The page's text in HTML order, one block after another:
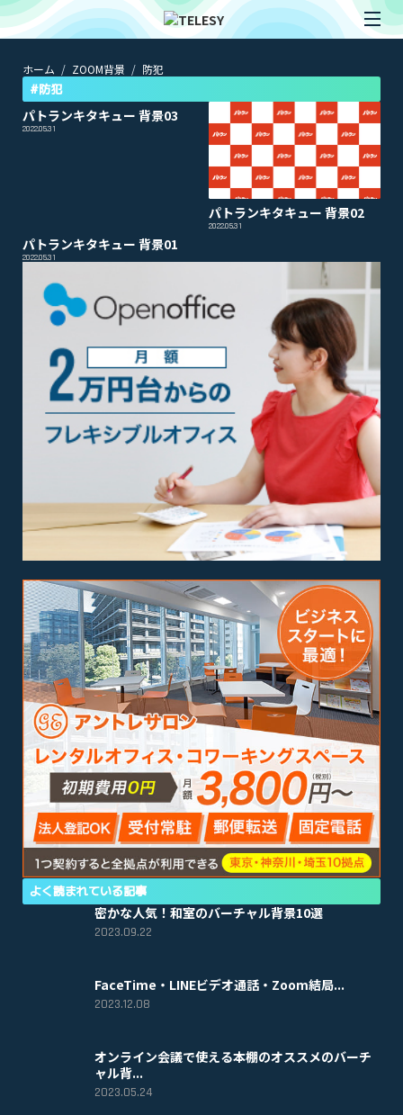
コラム
ZOOM背景
TELESYについて
@telesy
ホーム ZOOM背景 防犯
#防犯
パトランキタキュー 背景03
2022.05.31
パトランキタキュー 背景02
2022.05.31
パトランキタキュー 背景01
2022.05.31
よく読まれている記事
密かな人気！和室のバーチャル背景10選
2023.09.22
FaceTime・LINEビデオ通話・Zoom結局...
2023.12.08
オンライン会議で使える本棚のオススメのバーチ
ャル背...
2023.05.24